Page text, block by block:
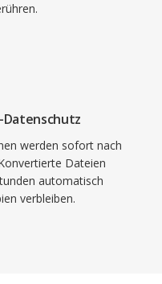
werden sofort nach
Dateien
automatisch
verbleiben.